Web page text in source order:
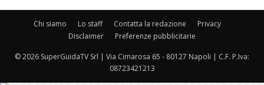
Chi siamo Lo staff Contatta la redazione
Privacy
Disclaimer
Preferenze pubblicitarie
© 2026 SuperGuidaTV Srl | Via Cimarosa 65 - 80127 Napoli | C.F. P.Iva:
08723421213